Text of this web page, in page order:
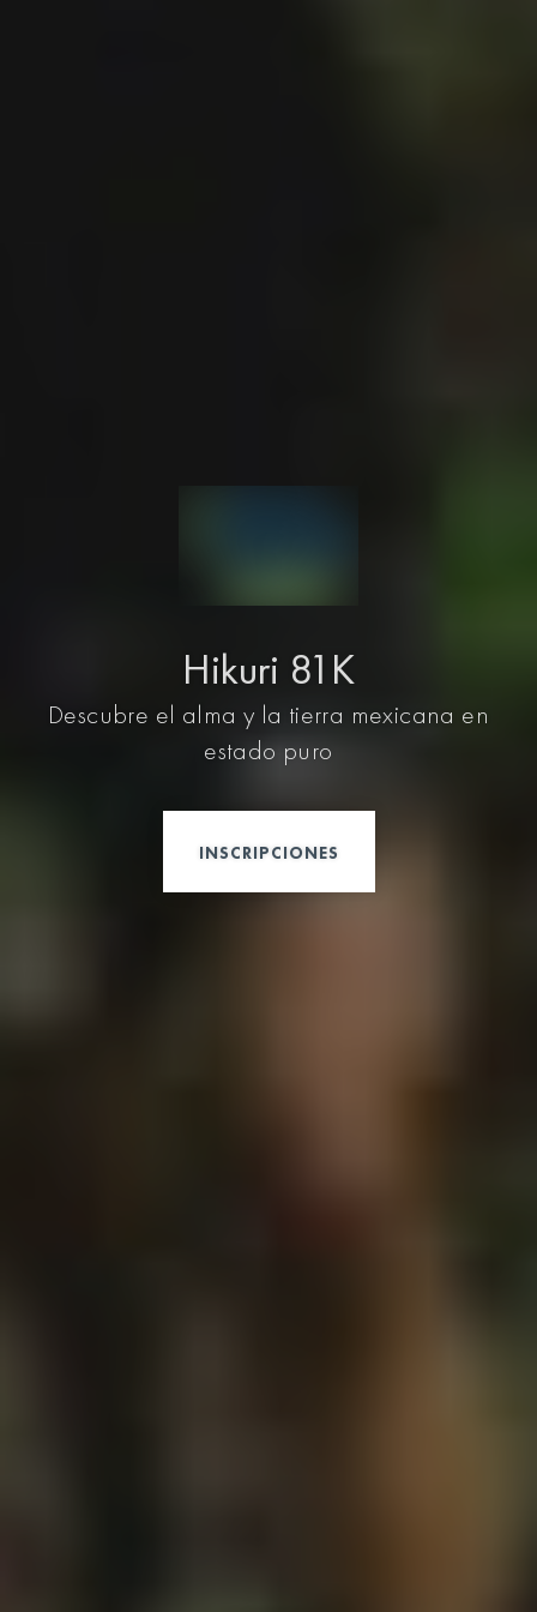
Hikuri 81K
Descubre el alma y la tierra mexicana en
estado puro
INSCRIPCIONES